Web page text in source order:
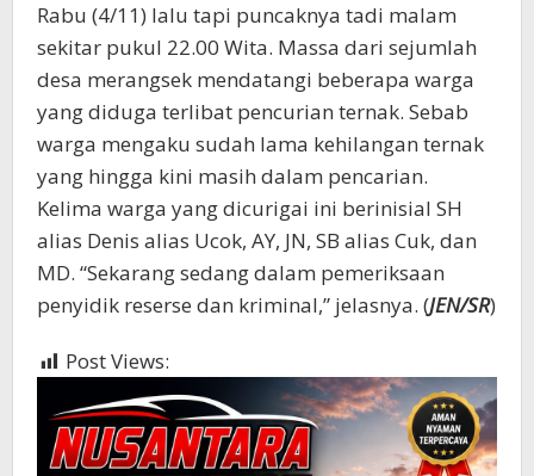
Rabu (4/11) lalu tapi puncaknya tadi malam
sekitar pukul 22.00 Wita. Massa dari sejumlah
desa merangsek mendatangi beberapa warga
yang diduga terlibat pencurian ternak. Sebab
warga mengaku sudah lama kehilangan ternak
yang hingga kini masih dalam pencarian.
Kelima warga yang dicurigai ini berinisial SH
alias Denis alias Ucok, AY, JN, SB alias Cuk, dan
MD. “Sekarang sedang dalam pemeriksaan
penyidik reserse dan kriminal,” jelasnya. (JEN/SR)
Post Views: